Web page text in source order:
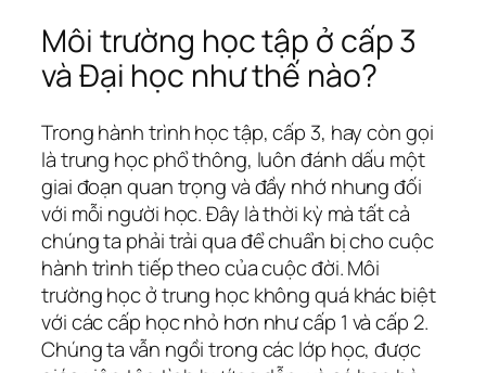
Môi trường học tập ở cấp 3
và Đại học như thế nào?
Trong hành trình học tập, cấp 3, hay còn gọi
là trung học phổ thông, luôn đánh dấu một
giai đoạn quan trọng và đầy nhớ nhung đối
với mỗi người học. Đây là thời kỳ mà tất cả
chúng ta phải trải qua để chuẩn bị cho cuộc
hành trình tiếp theo của cuộc đời. Môi
trường học ở trung học không quá khác biệt
với các cấp học nhỏ hơn như cấp 1 và cấp 2.
Chúng ta vẫn ngồi trong các lớp học, được